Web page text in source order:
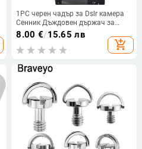
1PC черен чадър за Dslr камера
Сенник Дъждовен държач за
обща камера Чадър за
фотографска камера
8.00 €/15.65 лв
add_shopping_cart